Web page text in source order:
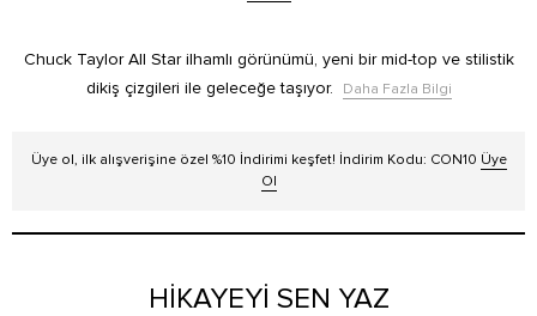
Chuck Taylor All Star ilhamlı görünümü, yeni bir mid-top ve stilistik
dikiş çizgileri ile geleceğe taşıyor.
Daha Fazla Bilgi
Üye ol, ilk alışverişine özel %10 İndirimi keşfet! İndirim Kodu: CON10 Üye
Ol
HİKAYEYİ SEN YAZ